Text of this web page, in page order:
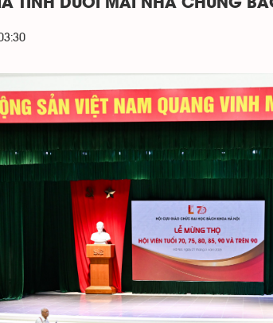
TÌNH DƯỚI MÁI NHÀ CHUNG